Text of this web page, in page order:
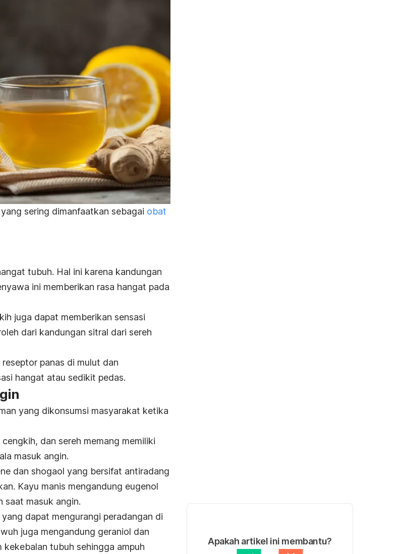
sering dimanfaatkan sebagai obat
tubuh. Hal ini karena kandungan
ini memberikan rasa hangat pada
juga dapat memberikan sensasi
dari kandungan sitral dari sereh
panas di mulut dan
hangat atau sedikit pedas.
yang dikonsumsi masyarakat ketika
dan sereh memang memiliki
masuk angin.
dan shogaol yang bersifat antiradang
Kayu manis mengandung eugenol
saat masuk angin.
dapat mengurangi peradangan di
juga mengandung geraniol dan
tubuh sehingga ampuh
Apakah artikel ini membantu?